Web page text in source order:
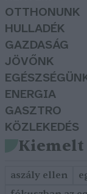
OTTHONUNK
HULLADÉK
GAZDASÁG
JÖVŐNK
ENERGIA
GASZTRO
KÖZLEKEDÉS
aszály ellen